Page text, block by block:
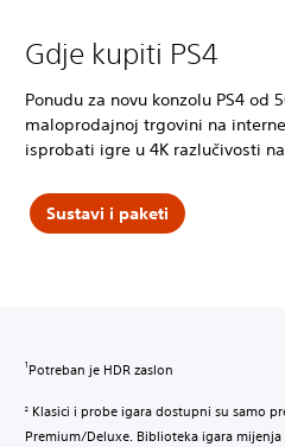
Gdje kupiti PS4
Ponudu za novu konzolu PS4 od
maloprodajnoj trgovini na
isprobati igre u 4K razlučivosti
Sustavi i paketi
1 Potreban je HDR zaslon
2
Klasici i probe igara dostupni su samo
Premium/Deluxe. Biblioteka igara